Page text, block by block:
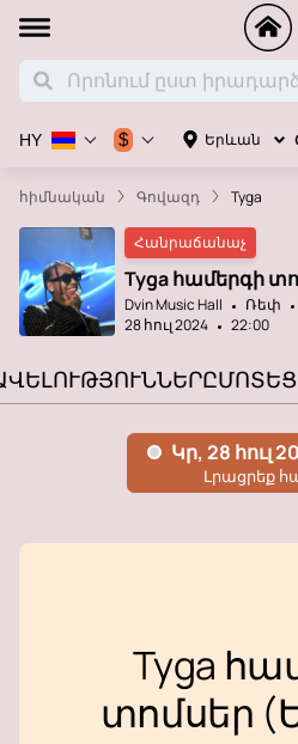
Երևան
HY $
հիմնական Գովազդ Tyga
Հանրաճանաչ
Tyga համերգի
Dvin Music Hall Ռեփ
28 հուլ 2024
22:00
Tyga
տոմսեր